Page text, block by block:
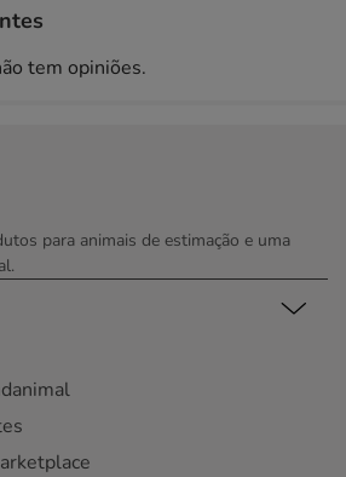
tem opiniões.
para animais de estimação e uma